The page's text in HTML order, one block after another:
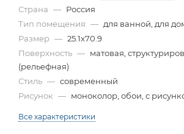
Страна — Россия
Тип помещения — для ванной, для
Размер — 25.1x70.9
Поверхность — матовая,
(рельефная)
Стиль — современный
Рисунок — моноколор, обои, с
Все характеристики